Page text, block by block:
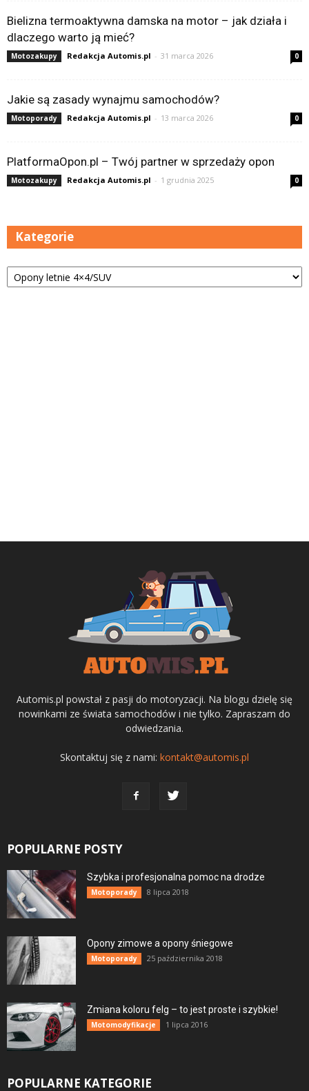
Bielizna termoaktywna damska na motor – jak działa i
dlaczego warto ją mieć?
Motozakupy Redakcja Automis.pl - 31 marca 2026 0
Jakie są zasady wynajmu samochodów?
Motoporady Redakcja Automis.pl - 13 marca 2026 0
PlatformaOpon.pl – Twój partner w sprzedaży opon
Motozakupy Redakcja Automis.pl - 1 grudnia 2025 0
Kategorie
Kategorie
Automis.pl powstał z pasji do motoryzacji. Na blogu dzielę się
nowinkami ze świata samochodów i nie tylko. Zapraszam do
odwiedzania.
Skontaktuj się z nami: kontakt@automis.pl
POPULARNE POSTY
Szybka i profesjonalna pomoc na drodze
Motoporady 8 lipca 2018
Opony zimowe a opony śniegowe
Motoporady 25 października 2018
Zmiana koloru felg – to jest proste i szybkie!
Motomodyfikacje 1 lipca 2016
POPULARNE KATEGORIE